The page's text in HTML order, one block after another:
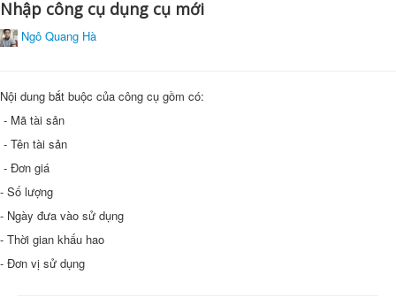
Nhập công cụ dụng cụ mới
Ngô Quang Hà
Nội dung bắt buộc của công cụ gồm có:
- Mã tài sản
- Tên tài sản
- Đơn giá
- Số lượng
- Ngày đưa vào sử dụng
- Thời gian khấu hao
- Đơn vị sử dụng